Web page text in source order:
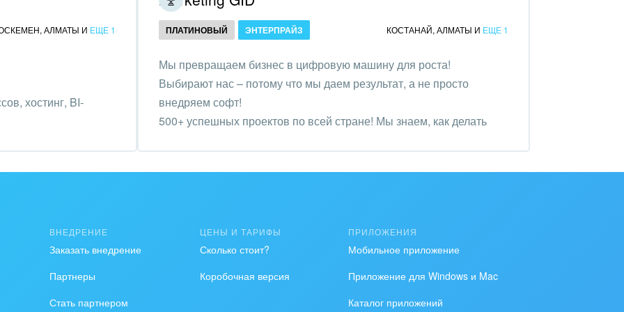
безопасность
Авиация,
, АЛМАТЫ И ЕЩЕ 1
хостинг, BI-
ПЛАТИНОВЫЙ ЭНТЕРПРАЙЗ КОСТАНАЙ, АЛМАТЫ И ЕЩЕ 1
Мы превращаем бизнес в цифровую машину для роста!
Выбирают нас – потому что мы даем результат, а не просто
внедряем софт!
500+ успешных проектов по всей стране! Мы знаем, как делать
ВНЕДРЕНИЕ
Заказать внедрение
Партнеры
Стать партнером
ЦЕНЫ И ТАРИФЫ
Сколько стоит?
Коробочная версия
ПРИЛОЖЕНИЯ
Мобильное приложение
Приложение для Windows и Mac
Каталог приложений